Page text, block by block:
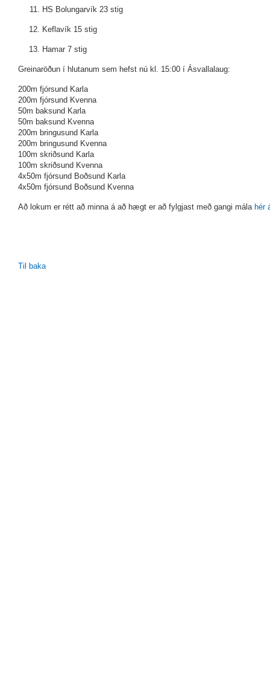
HS Bolungarvík 23 stig
Keflavík 15 stig
Hamar 7 stig
Greinaröðun í hlutanum sem hefst nú kl. 15:00 í Ásvallalaug:
200m fjórsund Karla
200m fjórsund Kvenna
50m baksund Karla
50m baksund Kvenna
200m bringusund Karla
200m bringusund Kvenna
100m skriðsund Karla
100m skriðsund Kvenna
4x50m fjórsund Boðsund Karla
4x50m fjórsund Boðsund Kvenna
Að lokum er rétt að minna á að hægt er að fylgjast með gangi mála hér
Til baka